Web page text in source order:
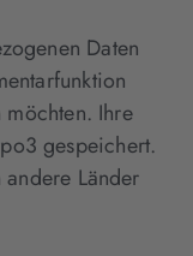
Daten
Ihre
gespeichert.
Länder